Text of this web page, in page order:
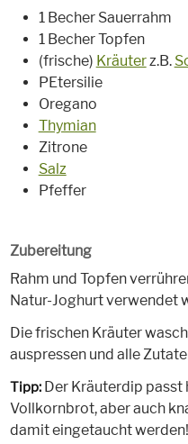
1 Becher Sauerrahm
1 Becher Topfen
(frische) Kräuterz.B.
PEtersilie
Oregano
Thymian
Zitrone
Salz
Pfeffer
Zubereitung
Rahm und Topfen
Natur-Joghurt verwendet
Die frischen Kräuter
auspressen und alle
Tipp:Der Kräuterdip passt
Vollkornbrot, aber auch
damit eingetaucht werden!